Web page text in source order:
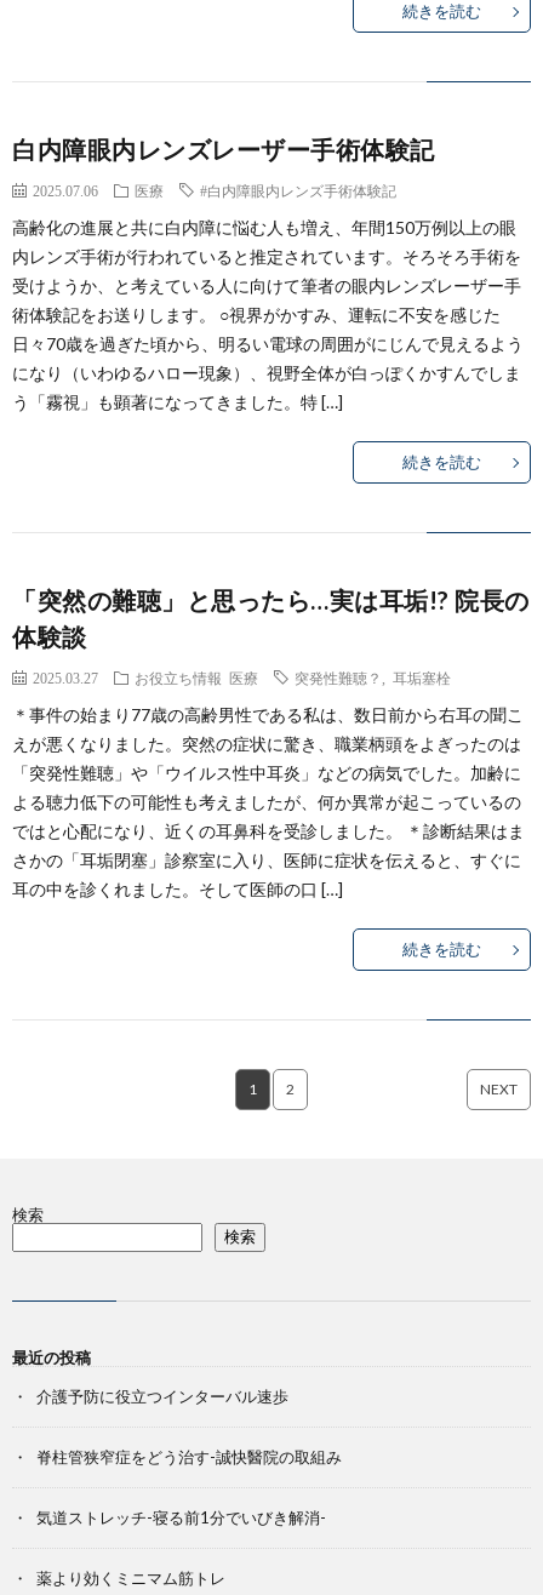
続きを読む
白内障眼内レンズレーザー手術体験記
2025.07.06 医療 #白内障眼内レンズ手術体験記
高齢化の進展と共に白内障に悩む人も増え、年間150万例以上の眼
内レンズ手術が行われていると推定されています。そろそろ手術を
受けようか、と考えている人に向けて筆者の眼内レンズレーザー手
術体験記をお送りします。 ○視界がかすみ、運転に不安を感じた
日々70歳を過ぎた頃から、明るい電球の周囲がにじんで見えるよう
になり（いわゆるハロー現象）、視野全体が白っぽくかすんでしま
う「霧視」も顕著になってきました。特 […]
続きを読む
「突然の難聴」と思ったら…実は耳垢!? 院長の
体験談
2025.03.27 お役立ち情報 医療 突発性難聴？ 耳垢塞栓
＊事件の始まり77歳の高齢男性である私は、数日前から右耳の聞こ
えが悪くなりました。突然の症状に驚き、職業柄頭をよぎったのは
「突発性難聴」や「ウイルス性中耳炎」などの病気でした。加齢に
よる聴力低下の可能性も考えましたが、何か異常が起こっているの
ではと心配になり、近くの耳鼻科を受診しました。 ＊診断結果はま
さかの「耳垢閉塞」診察室に入り、医師に症状を伝えると、すぐに
耳の中を診くれました。そして医師の口 […]
続きを読む
1 2 NEXT
検索
検索
最近の投稿
介護予防に役立つインターバル速歩
脊柱管狭窄症をどう治す-誠快醫院の取組み
気道ストレッチ-寝る前1分でいびき解消-
薬より効くミニマム筋トレ